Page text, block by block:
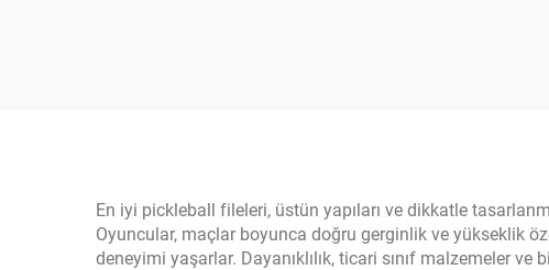
En iyi pickleball fileleri, üstün yapıları ve dikkatle
Oyuncular, maçlar boyunca doğru gerginlik ve yükseklik
deneyimi yaşarlar. Dayanıklılık, ticari sınıf malzemeler